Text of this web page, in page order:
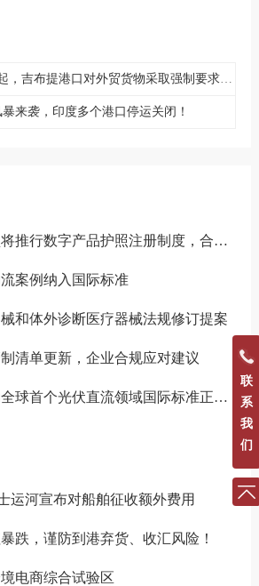
上一篇：6月15日起，吉布提港口对外贸货物采取强制要求！
来袭，印度多个港口停运关闭！
字产品护照注册制度，合规门槛进一步提升！
案例纳入国际标准
和体外诊断医疗器械法规修订提案
清单更新，企业合规应对建议
首个光伏直流领域国际标准正式发布
运河宣布对船舶征收额外费用
跌，谨防到港弃货、收汇风险！
电商综合试验区
联
系
我
们